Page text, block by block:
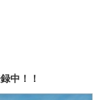
中！！